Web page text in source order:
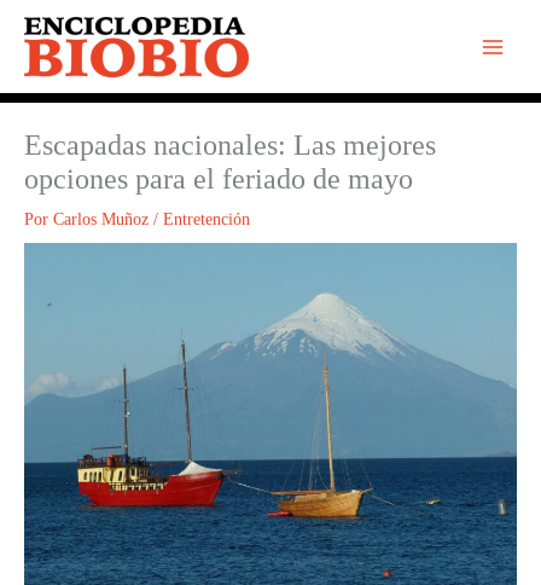
contenido
Escapadas nacionales: Las mejores
opciones para el feriado de mayo
Por Carlos Muñoz / Entretención